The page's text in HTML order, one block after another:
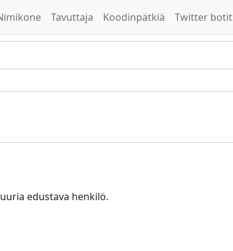
Tavuttaja Koodinpätkiä Twitter botit
edustava henkilö.